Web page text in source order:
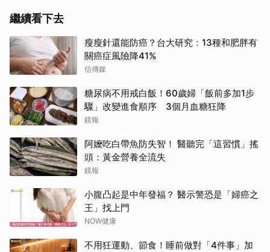
繼續看下去
瘦瘦針還能防癌？台大研究：13種和肥胖有
關癌症風險降41%
信傳媒
糖尿病不用戒白飯！60歲婦「飯前多加1步
驟」改變進食順序 3個月血糖狂降
鏡報
阿嬤吃白帶魚防失智！ 醫聽完「這習慣」搖
頭：黃金營養全流失
鏡報
小腹凸起是中年發福？ 醫示警恐是「婦癌之
王」找上門
NOW健康
不用狂運動、節食！睡前做對「4件事」加